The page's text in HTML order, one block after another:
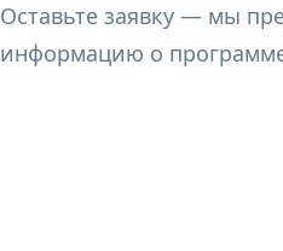
Учитель биологии в
Учитель биологии и
Оставьте заявку — мы
информацию о